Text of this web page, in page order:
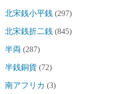
北宋銭小平銭 (297)
北宋銭折二銭 (845)
半両 (287)
半銭銅貨 (72)
南アフリカ (3)